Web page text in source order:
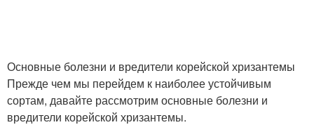
Основные болезни и вредители корейской хризантемы
Прежде чем мы перейдем к наиболее устойчивым
сортам, давайте рассмотрим основные болезни и
вредители корейской хризантемы.